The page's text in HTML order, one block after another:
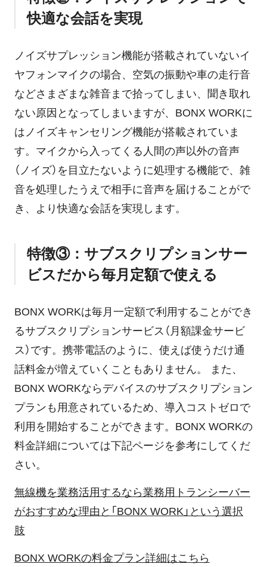
快適な会話を実現
ノイズサプレッション機能が搭載されていないイ
ヤフォンマイクの場合、空気の振動や車の走行音
などさまざまな雑音まで拾ってしまい、聞き取れ
ない原因となってしまいますが、BONX WORKに
はノイズキャンセリング機能が搭載されていま
す。マイクから入ってくる人間の声以外の音声
（ノイズ）を目立たないように処理する機能で、雑
音を処理したうえで相手に音声を届けることがで
き、より快適な会話を実現します。
特徴③：サブスクリプションサー
ビスだから毎月定額で使える
BONX WORKは毎月一定額で利用することができ
るサブスクリプションサービス（月額課金サービ
ス）です。携帯電話のように、使えば使うだけ通
話料金が増えていくこともありません。 また、
BONX WORKならデバイスのサブスクリプション
プランも用意されているため、導入コストゼロで
利用を開始することができます。BONX WORKの
料金詳細については下記ページを参考にしてくだ
さい。
無線機を業務活用するなら業務用トランシーバー
がおすすめな理由と「BONX WORK」という選択
肢
BONX WORKの料金プラン詳細はこちら